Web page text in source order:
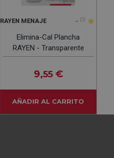
RAYEN MENAJE - (0)
Elimina-Cal Plancha
RAYEN - Transparente
9,55 €
AÑADIR AL CARRITO